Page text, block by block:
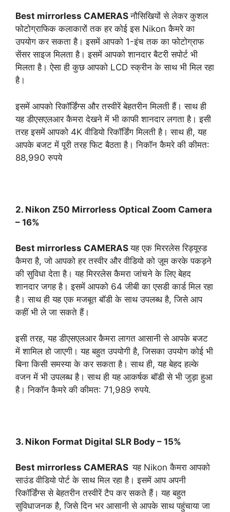
Best mirrorless CAMERASनौसिखियों से लेकर कुशल
फोटोग्राफिक कलाकारों तक हर कोई इस Nikon कैमरे का
उपयोग कर सकता है। इसमें आपको 1-इंच तक का फोटोग्राफ
सेंसर साइज मिलता है। इसमें आपको शानदार बैटरी सपोर्ट भी
मिलता है। ऐसा ही कुछ आपको LCD स्क्रीन के साथ भी मिल रहा
है।
इसमें आपको रिकॉर्डिंग्स और तस्वीरें बेहतरीन मिलती हैं। साथ ही
यह डीएसएलआर कैमरा देखने में भी काफी शानदार लगता है। इसी
तरह इसमें आपको 4K वीडियो रिकॉर्डिंग मिलती है। साथ ही, यह
आपके बजट में पूरी तरह फिट बैठता है। निकॉन कैमरे की कीमत:
88,990 रुपये
2. Nikon Z50 Mirrorless Optical Zoom Camera
– 16%
Best mirrorless CAMERASयह एक मिररलेस रिड्यूस्ड
कैमरा है, जो आपको हर तस्वीर और वीडियो को ज़ूम करके पकड़ने
की सुविधा देता है। यह मिररलेस कैमरा जांचने के लिए बेहद
शानदार जगह है। इसमें आपको 64 जीबी का एसडी कार्ड मिल रहा
है। साथ ही यह एक मजबूत बॉडी के साथ उपलब्ध है, जिसे आप
कहीं भी ले जा सकते हैं।
इसी तरह, यह डीएसएलआर कैमरा लागत आसानी से आपके बजट
में शामिल हो जाएगी। यह बहुत उपयोगी है, जिसका उपयोग कोई भी
बिना किसी समस्या के कर सकता है। साथ ही, यह बेहद हल्के
वजन में भी उपलब्ध है। साथ ही यह आकर्षक बॉडी से भी जुड़ा हुआ
है। निकॉन कैमरे की कीमत: 71,989 रुपये.
3. Nikon Format Digital SLR Body – 15%
Best mirrorless CAMERASयह Nikon कैमरा आपको
साउंड वीडियो पोर्ट के साथ मिल रहा है। इसमें आप अपनी
रिकॉर्डिंग्स से बेहतरीन तस्वीरें टैप कर सकते हैं। यह बहुत
सुविधाजनक है, जिसे दिन भर आसानी से आपके साथ पहुंचाया जा